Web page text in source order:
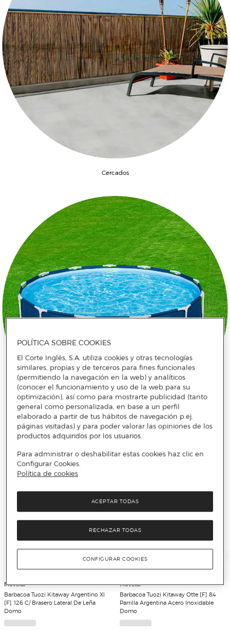
Cercados
Piscinas
Movelar
Barbacoa Tuozi Kitaway Argentino Xl
[F] 126 C/ Brasero Lateral De Leña
Domo
Movelar
Barbacoa Tuozi Kitaway Otte [F] 84
Parrilla Argentina Acero Inoxidable
Domo
POLÍTICA SOBRE COOKIES
El Corte Inglés, S.A. utiliza cookies y otras tecnologías
similares, propias y de terceros para fines funcionales
(permitiendo la navegación en la web) y analíticos
(conocer el funcionamiento y uso de la web para su
optimización), así como para mostrarte publicidad (tanto
general como personalizada, en base a un perfil
elaborado a partir de tus hábitos de navegación p.ej.
páginas visitadas) y para poder valorar las opiniones de los
productos adquiridos por los usuarios.
Para administrar o deshabilitar estas cookies haz clic en
Configurar Cookies.
Política de cookies
RECHAZAR TODAS
ACEPTAR TODAS
CONFIGURAR COOKIES